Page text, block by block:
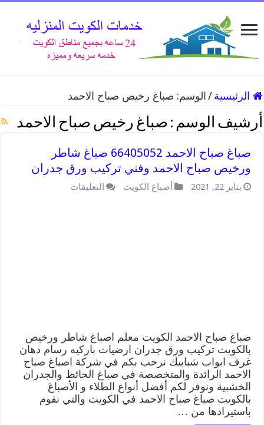
الرئيسية / الوسم: صباغ رخيص صباح الاحمد
أرشيف الوسم : صباغ رخيص صباح الاحمد
صباغ صباح الاحمد 66405052 صباغ شاطر
ورخيص صباح الاحمد وفني تركيب ورق جدران
يناير 22, 2021 أصباغ الكويت التعليقات
مغلقة
صباغ صباح الاحمد الكويت معلم اصباغ شاطر ورخيص
بالكويت تركيب ورق جدران ارضيات باركيه رسام دهان
غرف ابواب شبابيك نرحب بكم في شركة اصباغ صباح
الاحمد الرائدة والمتخصصة في صباغ الحائط والجدران
الخشبية ونوفر لكم أفضل أنواع الطلاء و الأصباغ
بالكويت صباغ صباح الاحمد في الكويت والتي نقوم
باستيرادها من …